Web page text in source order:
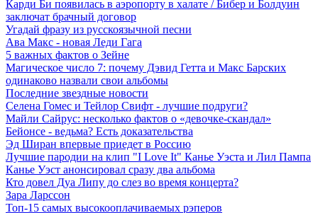
Карди Би появилась в аэропорту в халате / Бибер и Болдуин
заключат брачный договор
Угадай фразу из русскоязычной песни
Ава Макс - новая Леди Гага
5 важных фактов о Зейне
Магическое число 7: почему Дэвид Гетта и Макс Барских
одинаково назвали свои альбомы
Последние звездные новости
Селена Гомес и Тейлор Свифт - лучшие подруги?
Майли Сайрус: несколько фактов о «девочке-скандал»
Бейонсе - ведьма? Есть доказательства
Эд Ширан впервые приедет в Россию
Лучшие пародии на клип "I Love It" Канье Уэста и Лил Пампа
Канье Уэст анонсировал сразу два альбома
Кто довел Дуа Липу до слез во время концерта?
Зара Ларссон
Топ-15 самых высокооплачиваемых рэперов